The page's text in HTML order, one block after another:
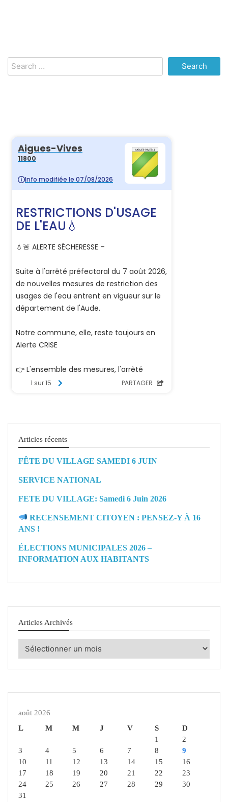
Search
for:
Articles récents
FÊTE DU VILLAGE SAMEDI 6 JUIN
SERVICE NATIONAL
FETE DU VILLAGE: Samedi 6 Juin 2026
RECENSEMENT CITOYEN : PENSEZ-Y À 16
ANS !
ÉLECTIONS MUNICIPALES 2026 –
INFORMATION AUX HABITANTS
Articles Archivés
Articles
août 2026
L
M M J V S
D
1
2
3
4 5 6 7 8
9
10
11 12 13 14 15
16
17
18 19 20 21 22
23
24
25 26 27 28 29
30
31